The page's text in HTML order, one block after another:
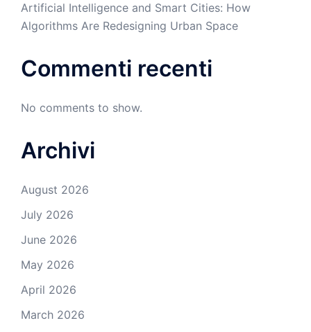
Artificial Intelligence and Smart Cities: How
Algorithms Are Redesigning Urban Space
Commenti recenti
No comments to show.
Archivi
August 2026
July 2026
June 2026
May 2026
April 2026
March 2026